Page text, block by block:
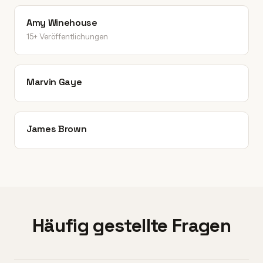
Amy Winehouse
15+ Veröffentlichungen
Marvin Gaye
James Brown
Häufig gestellte Fragen